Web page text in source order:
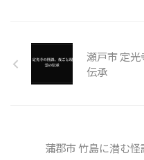
瀬戸市 定
伝承
蒲郡市 竹島に潜む